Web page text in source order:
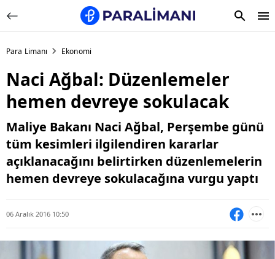
Para Limanı Ekonomi
Naci Ağbal: Düzenlemeler
hemen devreye sokulacak
Maliye Bakanı Naci Ağbal, Perşembe günü
tüm kesimleri ilgilendiren kararlar
açıklanacağını belirtirken düzenlemelerin
hemen devreye sokulacağına vurgu yaptı
06 Aralık 2016 10:50